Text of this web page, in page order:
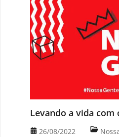
Levando a vida com
26/08/2022